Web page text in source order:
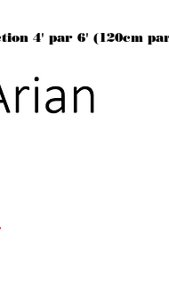
4' par 6' (120cm